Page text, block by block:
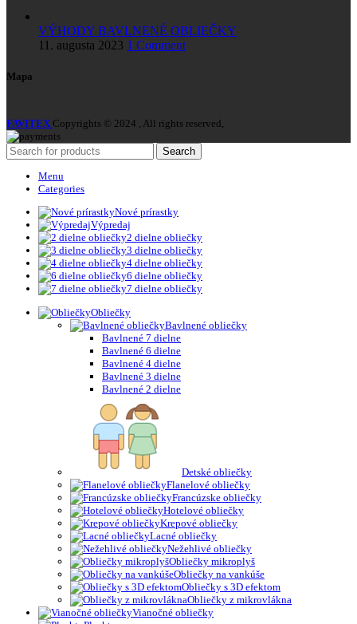
VÝHODY BAVLNENÉ OBLIEČKY
11. augusta 2023 1 Comment
Mapa
FAVITEX Copyrights © 2024 , All rights reserved,
Search
Menu
Categories
Nové prírastky
Výpredaj
2 dielne obliečky
3 dielne obliečky
4 dielne obliečky
6 dielne obliečky
7 dielne obliečky
Obliečky
Bavlnené obliečky
Bavlnené 7 dielne
Bavlnené 6 dielne
Bavlnené 4 dielne
Bavlnené 3 dielne
Bavlnené 2 dielne
Detské obliečky
Flanelové obliečky
Francúzske obliečky
Hotelové obliečky
Krepové obliečky
Lacné obliečky
Nežehlivé obliečky
Obliečky mikroplyš
Obliečky na vankúše
Obliečky s 3D efektom
Obliečky z mikrovlákna
Vianočné obliečky